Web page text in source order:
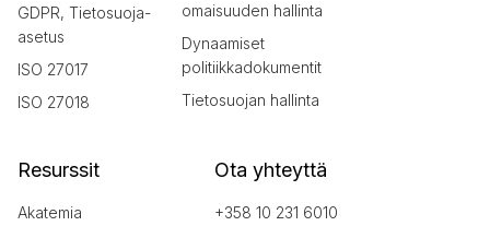
GDPR, Tietosuoja-
asetus
ISO 27017
ISO 27018
omaisuuden hallinta
Dynaamiset
politiikkadokumentit
Tietosuojan hallinta
Resurssit
Akatemia
Ota yhteyttä
+358 10 231 6010